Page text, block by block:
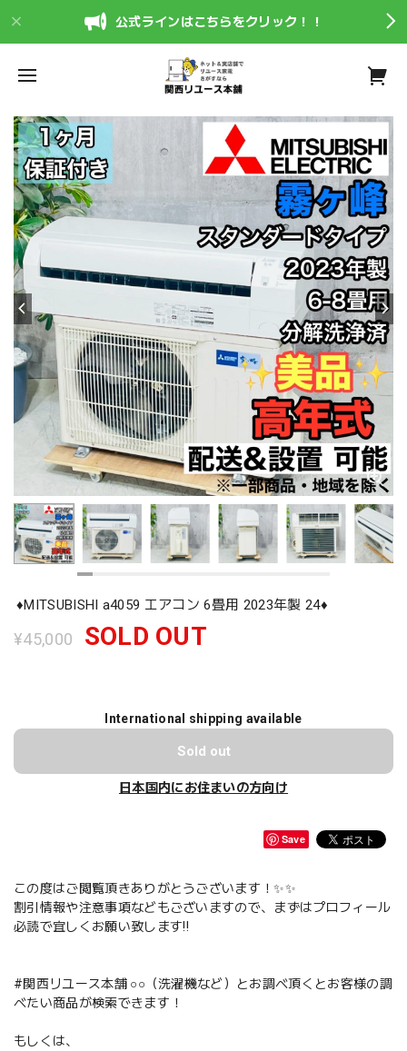
公式ラインはこちらをクリック！！
♦️MITSUBISHI a4059 エアコン 6畳用 2023年製 24♦️
¥45,000 SOLD OUT
International shipping available
Sold out
日本国内にお住まいの方向け
Save
この度はご閲覧頂きありがとうございます！✨✨
割引情報や注意事項などもございますので、まずはプロフィール
必読で宜しくお願い致します‼️
#関西リユース本舗 ○○（洗濯機など）とお調べ頂くとお客様の調
べたい商品が検索できます！
もしくは、